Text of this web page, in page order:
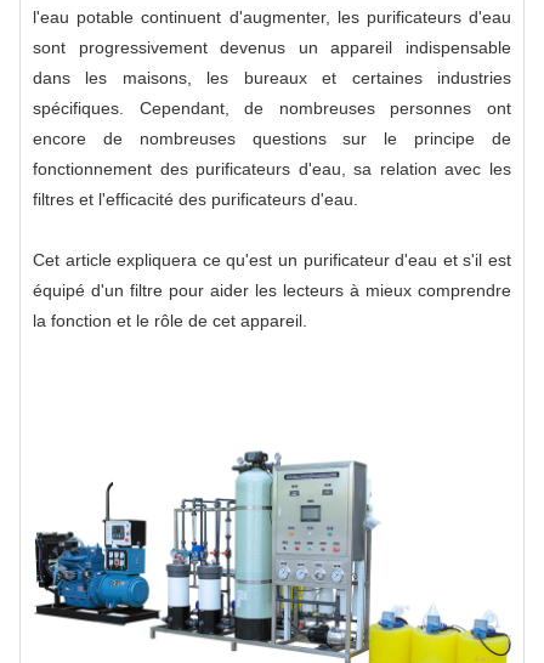
l'eau potable continuent d'augmenter, les purificateurs d'eau
sont progressivement devenus un appareil indispensable
dans les maisons, les bureaux et certaines industries
spécifiques. Cependant, de nombreuses personnes ont
encore de nombreuses questions sur le principe de
fonctionnement des purificateurs d'eau, sa relation avec les
filtres et l'efficacité des purificateurs d'eau.
Cet article expliquera ce qu'est un purificateur d'eau et s'il est
équipé d'un filtre pour aider les lecteurs à mieux comprendre
la fonction et le rôle de cet appareil.